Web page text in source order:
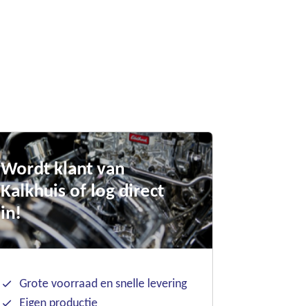
Wordt klant van
Kalkhuis of log direct
in!
Grote voorraad en snelle levering
Eigen productie